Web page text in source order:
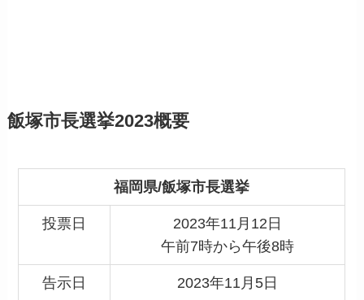
飯塚市長選挙2023概要
福岡県/飯塚市長選挙
投票日
2023年11月12日
午前7時から午後8時
告示日 2023年11月5日